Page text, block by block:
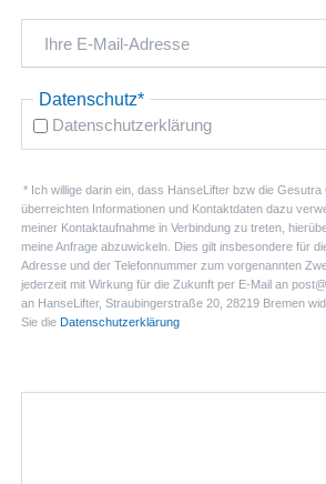
Pflichtfeld
Datenschutz*
Datenschutzerklärung
* Ich willige darin ein, dass HanseLifter bzw die Gesutra
überreichten Informationen und Kontaktdaten dazu
meiner Kontaktaufnahme in Verbindung zu treten,
meine Anfrage abzuwickeln. Dies gilt insbesondere für
Adresse und der Telefonnummer zum vorgenannten
jederzeit mit Wirkung für die Zukunft per E-Mail an
an HanseLifter, Straubingerstraße 20, 28219 Bremen
Sie die Datenschutzerklärung